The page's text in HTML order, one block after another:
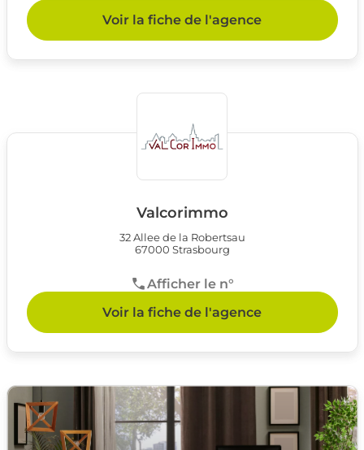
Voir la fiche de l'agence
Valcorimmo
32 Allee de la Robertsau
67000 Strasbourg
Afficher le n°
Voir la fiche de l'agence